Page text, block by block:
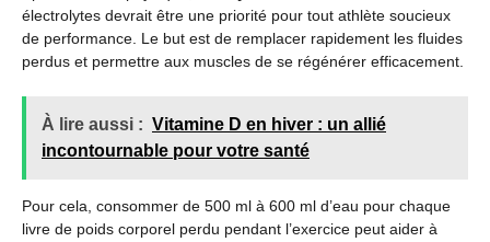
électrolytes devrait être une priorité pour tout athlète soucieux
de performance. Le but est de remplacer rapidement les fluides
perdus et permettre aux muscles de se régénérer efficacement.
À lire aussi : Vitamine D en hiver : un allié
incontournable pour votre santé
Pour cela, consommer de 500 ml à 600 ml d’eau pour chaque
livre de poids corporel perdu pendant l’exercice peut aider à